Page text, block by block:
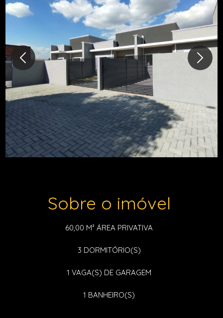
Sobre o imóvel
60,00 M² ÁREA PRIVATIVA
3 DORMITÓRIO(S)
1 VAGA(S) DE GARAGEM
1 BANHEIRO(S)